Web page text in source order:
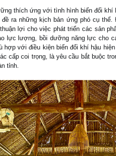
thích ứng với tình hình biến đổi
ra những kịch bản ứng phó cụ
lợi cho việc phát triển các sản
lực lượng, bồi dưỡng năng lực cho
hợp với điều kiện biến đổi khí hậu
cấp coi trọng, là yêu cầu bắt buộc
tỉnh.